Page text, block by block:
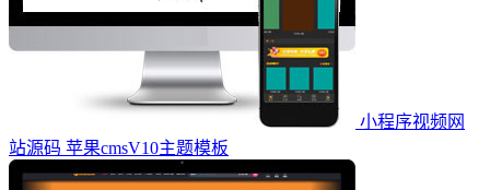
小程序视频网
站源码 苹果cmsV10主题模板